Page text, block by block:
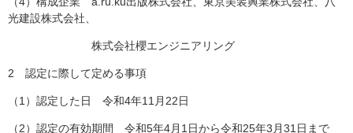
光建設株式会社、
株式会社櫻エンジニアリング
2 認定に際して定める事項
（1）認定した日 令和4年11月22日
（2）認定の有効期間 令和5年4月1日から令和25年3月31日まで